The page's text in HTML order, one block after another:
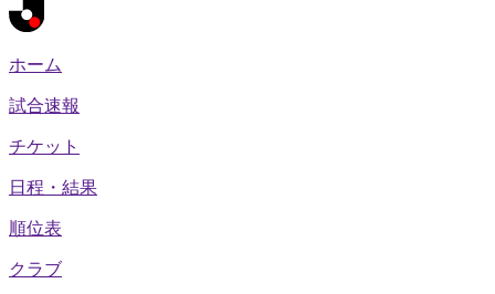
ホーム
試合速報
チケット
日程・結果
順位表
クラブ